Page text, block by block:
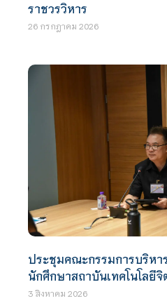
ราชวรวิหาร
26 กรกฎาคม 2026
ประชุมคณะกรรมการบริหา
นักศึกษาสถาบันเทคโนโลยี
3 สิงหาคม 2026